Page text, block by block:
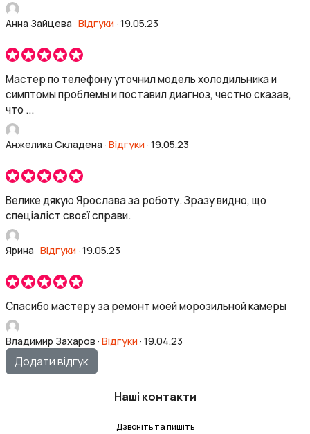
Анна Зайцева · Відгуки · 19.05.23
Мастер по телефону уточнил модель холодильника и
симптомы проблемы и поставил диагноз, честно сказав,
что ...
Анжелика Складена · Відгуки · 19.05.23
Велике дякую Ярослава за роботу. Зразу видно, що
спеціаліст своєї справи.
Ярина · Відгуки · 19.05.23
Спасибо мастеру за ремонт моей морозильной камеры
Владимир Захаров · Відгуки · 19.04.23
Додати відгук
Наші контакти
Дзвоніть та пишіть